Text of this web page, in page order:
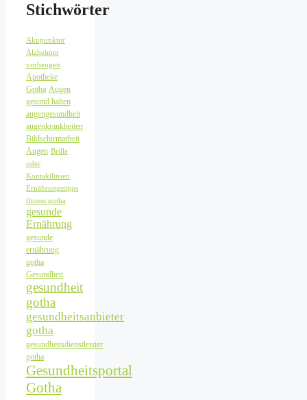
Stichwörter
Akupunktur
Alzheimer
vorbeugen
Apotheke
Gotha Augen
gesund halten
augengesundheit
augenkrankheiten
Bildschirmarbeit
Augen Brille
oder
Kontaktlinsen
Ernährungstipps
fitness gotha
gesunde
Ernährung
gesunde
ernährung
gotha
Gesundheit
gesundheit
gotha
gesundheitsanbieter
gotha
gesundheitsdienstleister
gotha
Gesundheitsportal
Gotha